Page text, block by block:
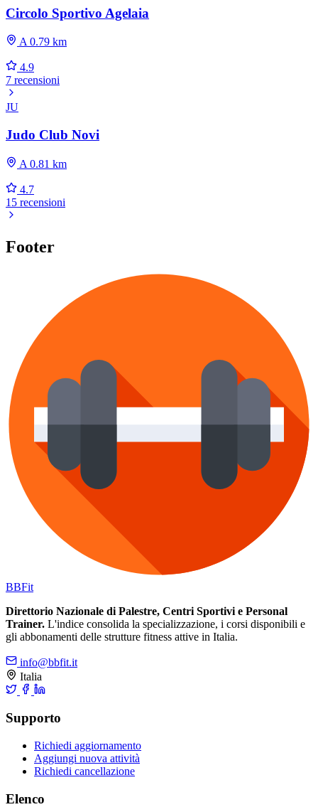
Circolo Sportivo Agelaia
A 0.79 km
4.9
7 recensioni
JU
Judo Club Novi
A 0.81 km
4.7
15 recensioni
Footer
BBFit
Direttorio Nazionale di Palestre, Centri Sportivi e Personal
Trainer. L'indice consolida la specializzazione, i corsi disponibili e
gli abbonamenti delle strutture fitness attive in Italia.
info@bbfit.it
Italia
Supporto
Richiedi aggiornamento
Aggiungi nuova attività
Richiedi cancellazione
Elenco